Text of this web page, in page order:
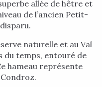
allée de hêtre et
de l’ancien Petit-
naturelle et au Val
du temps, entouré de
hameau représente
Condroz.